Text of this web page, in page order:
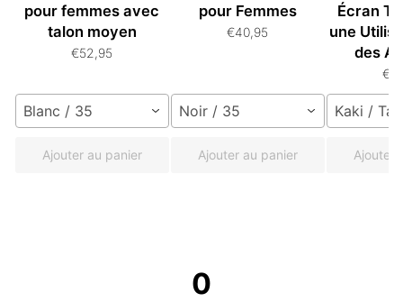
pour femmes avec
talon moyen
€52,95
Blanc / 35
Ajouter au panier
pour Femmes
€40,95
Noir / 35
Ajouter au panier
Écran
une
des
Kaki /
Ajouter
0